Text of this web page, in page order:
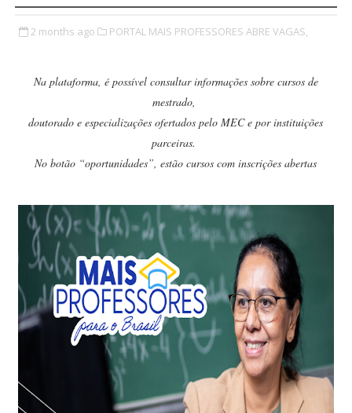
2 months ago PORTAL MAIS PROFESSORES ABRE VAGAS,
Na plataforma, é possível consultar informações sobre cursos de
mestrado,
doutorado e especializações ofertados pelo MEC e por instituições
parceiras.
No botão “oportunidades”, estão cursos com inscrições abertas